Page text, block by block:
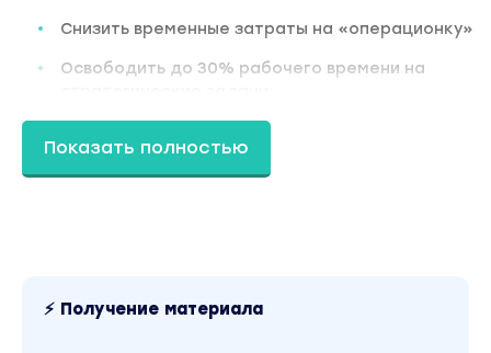
Снизить временные затраты на «операционку»
Освободить до 30% рабочего времени на
Повысить личную эффективность
ЧТО БУДЕТ НА КУРСЕ:
ChatGPT
Показать полностью
⚡ Получение материала